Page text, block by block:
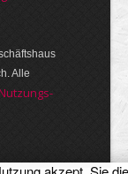
Alle